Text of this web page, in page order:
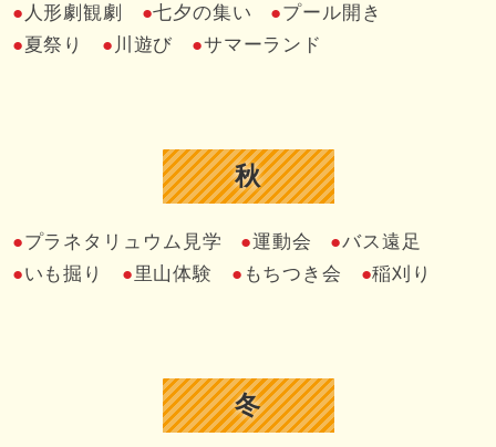
人形劇観劇 七夕の集い
プール開き
夏祭り
川遊び サマーランド
秋
プラネタリュウム見学 運動会
バス遠足
いも掘り
里山体験 もちつき会 稲刈り
冬